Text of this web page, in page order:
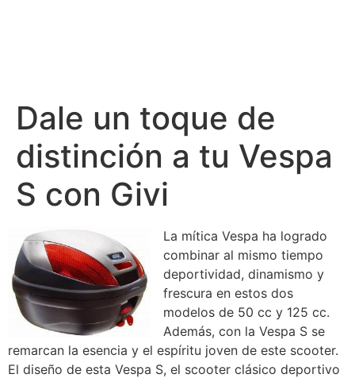
Dale un toque de
distinción a tu Vespa
S con Givi
La mítica Vespa ha logrado
combinar al mismo tiempo
deportividad, dinamismo y
frescura en estos dos
modelos de 50 cc y 125 cc.
Además, con la Vespa S se
remarcan la esencia y el espíritu joven de este scooter.
El diseño de esta Vespa S, el scooter clásico deportivo